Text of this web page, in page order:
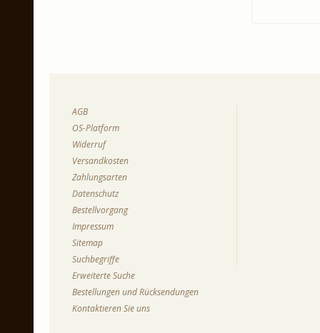
AGB
OS-Platform
Widerruf
Versandkosten
Zahlungsarten
Datenschutz
Bestellvorgang
Impressum
Sitemap
Suchbegriffe
Erweiterte Suche
Bestellungen und Rücksendungen
Kontaktieren Sie uns